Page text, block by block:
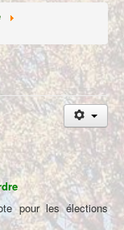
pour les élections